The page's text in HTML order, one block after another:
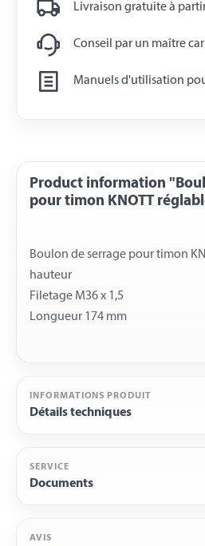
Livraison gratuite à partir
Conseil par un maître
Manuels d'utilisation
Product information
pour timon KNOTT
Boulon de serrage pour timon
hauteur
Filetage M36 x 1,5
INFORMATIONS PRODUIT
Détails techniques
SERVICE
Documents
AVIS